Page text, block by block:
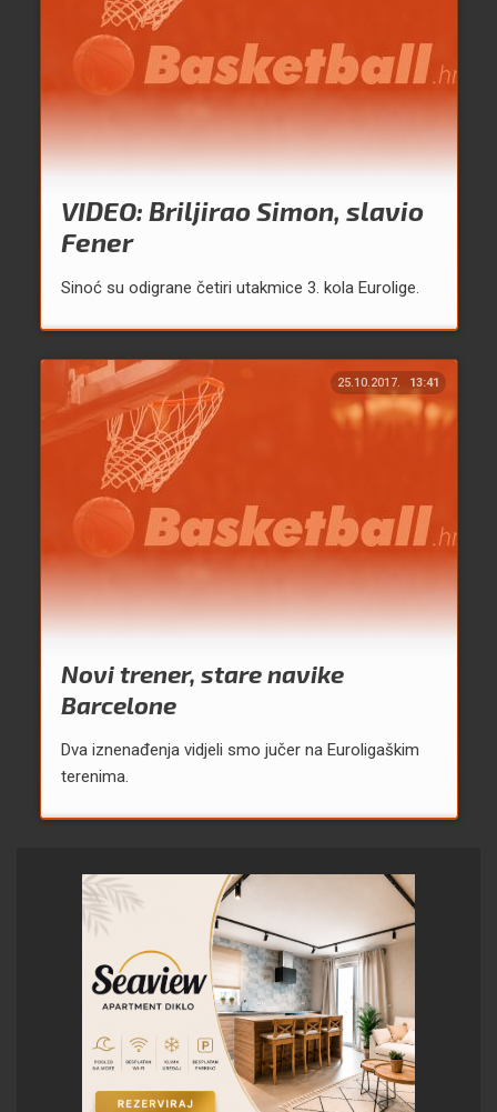
VIDEO: Briljirao Simon, slavio
Fener
Sinoć su odigrane četiri utakmice 3. kola Eurolige.
25.10.2017. 13:41
Novi trener, stare navike
Barcelone
Dva iznenađenja vidjeli smo jučer na Euroligaškim
terenima.